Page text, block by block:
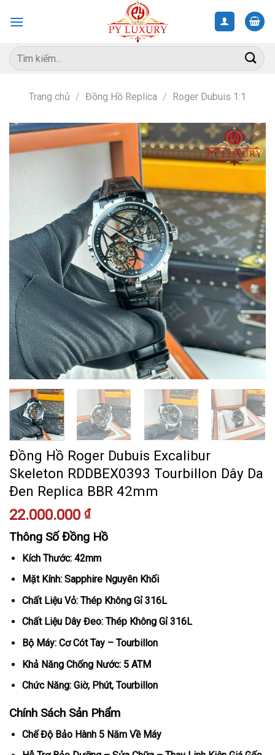
Tìm
kiếm:
Trang chủ / Đồng Hồ Replica / Roger Dubuis 1:1
Đồng Hồ Roger Dubuis Excalibur
Skeleton RDDBEX0393 Tourbillon Dây Da
Đen Replica BBR 42mm
22.000.000 ₫
Thông Số Đồng Hồ
Kích Thước: 42mm
Mặt Kính: Sapphire Nguyên Khối
Chất Liệu Vỏ: Thép Không Gỉ 316L
Chất Liệu Dây Đeo: Thép Không Gỉ 316L
Bộ Máy: Cơ Cót Tay – Tourbillon
Khả Năng Chống Nước: 5 ATM
Chức Năng: Giờ, Phút, Tourbillon
Chính Sách Sản Phẩm
Chế Độ Bảo Hành 5 Năm Về Máy